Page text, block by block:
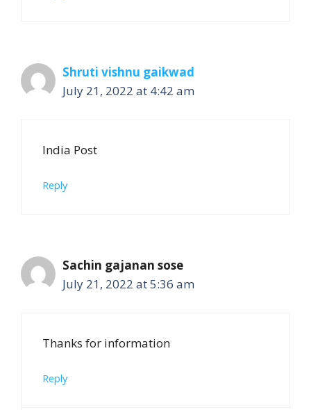
Shruti vishnu gaikwad
July 21, 2022 at 4:42 am
India Post
Reply
Sachin gajanan sose
July 21, 2022 at 5:36 am
Thanks for information
Reply